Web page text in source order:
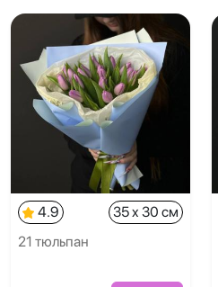
4.9
35 x 30 см
21 тюльпан